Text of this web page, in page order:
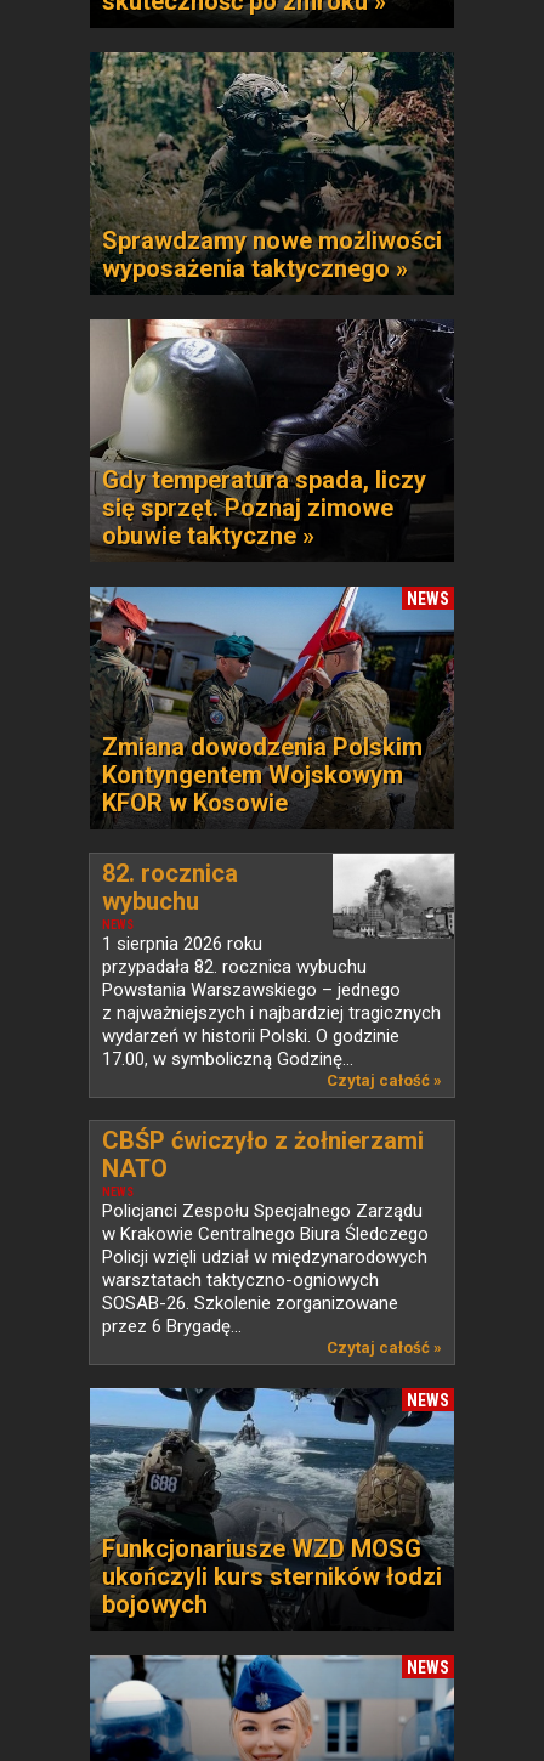
Sprawdzamy nowe możliwości
wyposażenia taktycznego »
Gdy temperatura spada, liczy
się sprzęt. Poznaj zimowe
obuwie taktyczne »
NEWS
Zmiana dowodzenia Polskim
Kontyngentem Wojskowym
KFOR w Kosowie
NEWS
82. rocznica
wybuchu
Powstania...
1 sierpnia 2026 roku
przypadała 82. rocznica wybuchu
Powstania Warszawskiego – jednego
z najważniejszych i najbardziej tragicznych
wydarzeń w historii Polski. O godzinie
17.00, w symboliczną Godzinę...
Czytaj całość »
NEWS
CBŚP ćwiczyło z żołnierzami
NATO
Policjanci Zespołu Specjalnego Zarządu
w Krakowie Centralnego Biura Śledczego
Policji wzięli udział w międzynarodowych
warsztatach taktyczno-ogniowych
SOSAB-26. Szkolenie zorganizowane
przez 6 Brygadę...
Czytaj całość »
NEWS
Funkcjonariusze WZD MOSG
ukończyli kurs sterników łodzi
bojowych
NEWS